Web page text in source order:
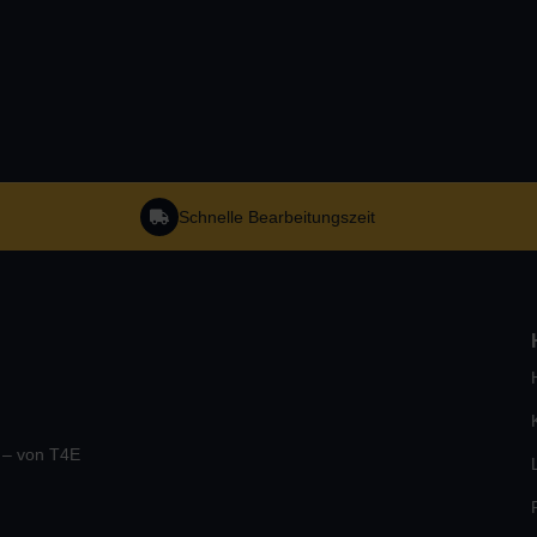
Schnelle Bearbeitungszeit
von T4E